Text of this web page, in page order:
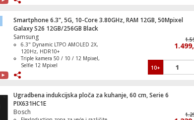
brzo punjenje 25 W
IP68 vodootporan ( 1.5 met. do 30
min. )
Operativni sistem Android 16, One UI
8.5
Smartphone 6.3", 5G, 10-Core 3.80GHz, RAM 12GB, 50Mpixel
Galaxy S26 12GB/256GB Black
Samsung
6.3" Dynamic LTPO AMOLED 2X,
120Hz, HDR10+
Triple kamera 50 / 10 / 12 Mpixel,
Selfie 12 Mpixel
brzo punjenje 25 W
IP68 vodootporan ( 1.5 met. do 30
min. )
Operativni sistem Android 16, One UI
8.5
10+
Ugradbena indukcijska ploča za kuhanje, 60 cm, Serie 6
PIX631HC1E
Bosch